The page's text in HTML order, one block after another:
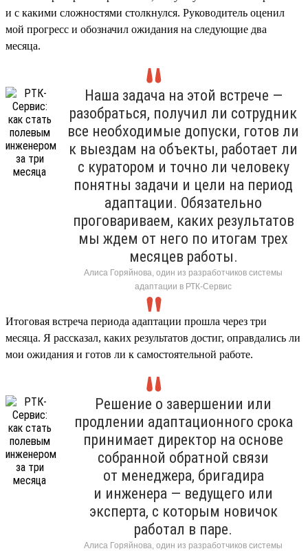
и с какими сложностями столкнулся. Руководитель оценил
мой прогресс и обозначил ожидания на следующие два
месяца.
Наша задача на этой встрече —
разобраться, получил ли сотрудник
все необходимые допуски, готов ли
к выездам на объекты, работает ли
с куратором и точно ли человеку
понятны задачи и цели на период
адаптации. Обязательно
проговариваем, каких результатов
мы ждем от него по итогам трех
месяцев работы.
Алиса Горяйнова, один из разработчиков системы
адаптации в РТК-Сервис
Итоговая встреча периода адаптации прошла через три
месяца. Я рассказал, каких результатов достиг, оправдались ли
мои ожидания и готов ли к самостоятельной работе.
Решение о завершении или
продлении адаптационного срока
принимает директор на основе
собранной обратной связи
от менеджера, бригадира
и инженера — ведущего или
эксперта, с которым новичок
работал в паре.
Алиса Горяйнова, один из разработчиков системы